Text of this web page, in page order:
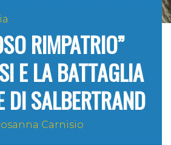
RIMPATRIO”
E LA BATTAGLIA
DI SALBERTRAND
Carnisio